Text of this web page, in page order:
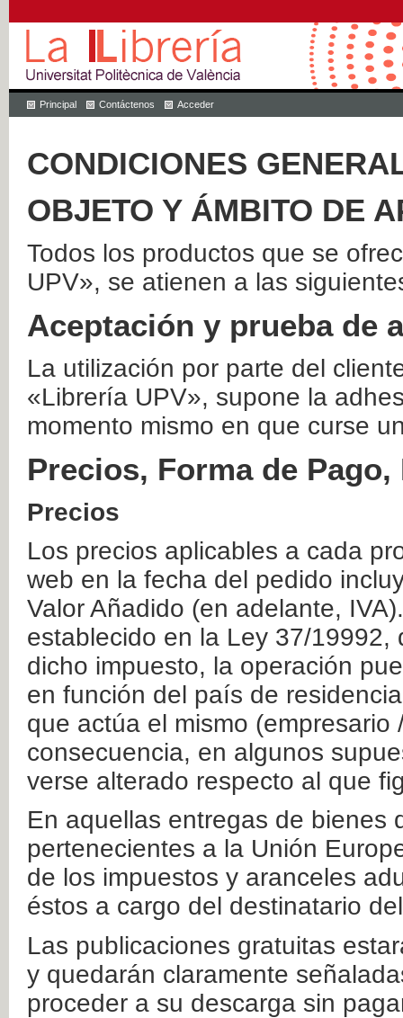
Principal Contáctenos Acceder
CONDICIONES
OBJETO Y ÁMBITO DE
Todos los productos que se
UPV», se atienen a las
Aceptación y prueba de
La utilización por parte del
«Librería UPV», supone la
momento mismo en que curse
Precios, Forma de
Precios
Los precios aplicables a cada
web en la fecha del pedido
Valor Añadido (en adelante,
establecido en la Ley 37/
dicho impuesto, la operación
en función del país de
que actúa el mismo
consecuencia, en algunos
verse alterado respecto al que
En aquellas entregas de bienes
pertenecientes a la Unión
de los impuestos y aranceles
éstos a cargo del destinatario
Las publicaciones gratuitas
y quedarán claramente
proceder a su descarga sin